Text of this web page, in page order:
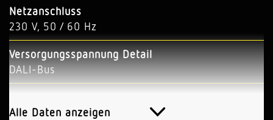
Netzanschluss
230 V, 50 / 60 Hz
Versorgungsspannung Detail
DALI-Bus
5
Alle Daten anzeigen